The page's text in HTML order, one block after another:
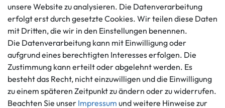
info@gameworld.de
Kontaktformular
Datenschutzerklärung
Barrierefreiheitserklärung
Widerrufs­recht
Vertrag widerrufen
Informationen
Ankauf
Über uns
Häufig gestellte Fragen
Zahlungsmöglichkeiten
unsere Website zu analysieren. Die Datenverarbeitung
erfolgt erst durch gesetzte Cookies. Wir teilen diese Daten
mit Dritten, die wir in den Einstellungen benennen.
Die Datenverarbeitung kann mit Einwilligung oder
aufgrund eines berechtigten Interesses erfolgen. Die
Zustimmung kann erteilt oder abgelehnt werden. Es
besteht das Recht, nicht einzuwilligen und die Einwilligung
zu einem späteren Zeitpunkt zu ändern oder zu widerrufen.
Beachten Sie unser Impressum und weitere Hinweise zur